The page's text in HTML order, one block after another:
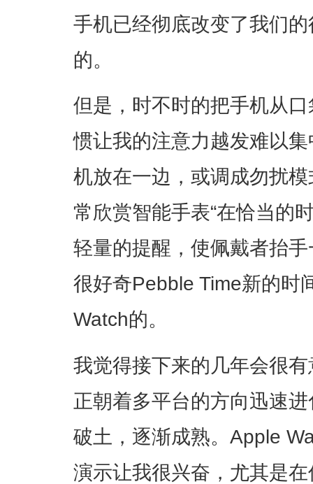
手机已经彻底改变了我们
的。
但是，时不时的把手机从
惯让我的注意力越发难以
机放在一边，或调成勿扰
常欣赏智能手表“在恰当的
轻量的提醒，使佩戴者抬
很好奇Pebble Time新的时
Watch的。
我觉得接下来的几年会很
正朝着多平台的方向迅速
破土，逐渐成熟。Apple
演示让我很兴奋，尤其是